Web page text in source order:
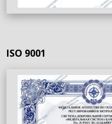
ISO 9001